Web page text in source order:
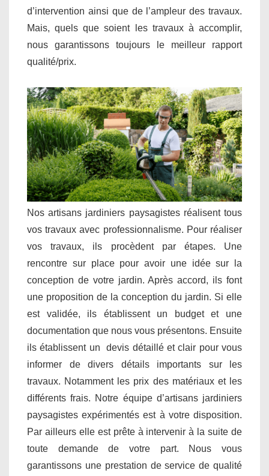
d’intervention ainsi que de l’ampleur des travaux.
Mais, quels que soient les travaux à accomplir,
nous garantissons toujours le meilleur rapport
qualité/prix.
Nos artisans jardiniers paysagistes réalisent tous
vos travaux avec professionnalisme. Pour réaliser
vos travaux, ils procèdent par étapes. Une
rencontre sur place pour avoir une idée sur la
conception de votre jardin. Après accord, ils font
une proposition de la conception du jardin. Si elle
est validée, ils établissent un budget et une
documentation que nous vous présentons. Ensuite
ils établissent un devis détaillé et clair pour vous
informer de divers détails importants sur les
travaux. Notamment les prix des matériaux et les
différents frais. Notre équipe d’artisans jardiniers
paysagistes expérimentés est à votre disposition.
Par ailleurs elle est prête à intervenir à la suite de
toute demande de votre part. Nous vous
garantissons une prestation de service de qualité